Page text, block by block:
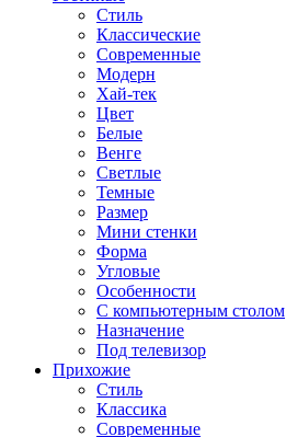
Стиль
Классические
Современные
Модерн
Хай-тек
Цвет
Белые
Венге
Светлые
Темные
Размер
Мини стенки
Форма
Угловые
Особенности
С компьютерным столом
Назначение
Под телевизор
Прихожие
Стиль
Классика
Современные